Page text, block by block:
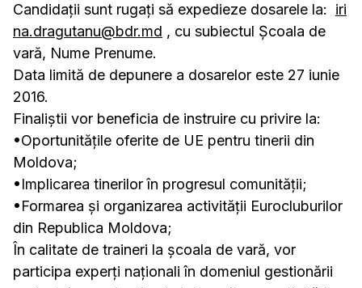
Candidații sunt rugați să expedieze dosarele la: iri
na.dragutanu@bdr.md , cu subiectul Școala de
vară, Nume Prenume.
Data limită de depunere a dosarelor este 27 iunie
2016.
Finaliştii vor beneficia de instruire cu privire la:
•Oportunităţile oferite de UE pentru tinerii din
Moldova;
•Implicarea tinerilor în progresul comunităţii;
•Formarea şi organizarea activității Eurocluburilor
din Republica Moldova;
În calitate de traineri la școala de vară, vor
participa experți naționali în domeniul gestionării